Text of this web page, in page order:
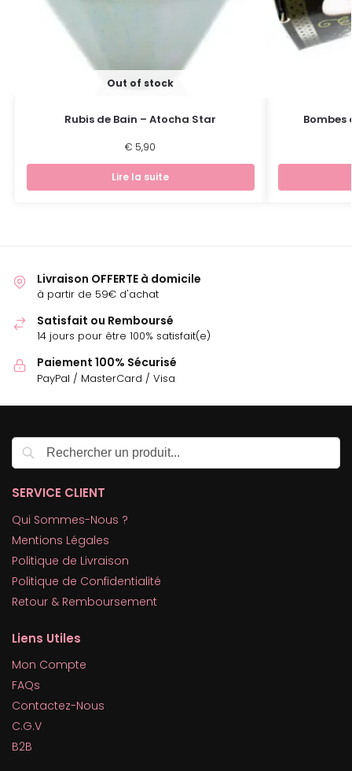
Out of stock
Rubis de Bain – Atocha Star
€ 5,90
Lire la suite
Livraison OFFERTE à domicile
à partir de 59€ d'achat
Satisfait ou Remboursé
14 jours pour être 100% satisfait(e)
Paiement 100% Sécurisé
PayPal / MasterCard / Visa
SERVICE CLIENT
Qui Sommes-Nous ?
Mentions Légales
Politique de Livraison
Politique de Confidentialité
Retour & Remboursement
Liens Utiles
Mon Compte
FAQs
Contactez-Nous
C.G.V
B2B